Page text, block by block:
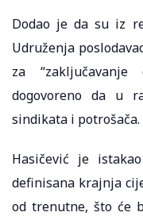
Dodao je da su iz
Udruženja
za
dogovoreno da u
sindikata i potrošača.
Hasičević je
definisana krajnja
od trenutne, što će